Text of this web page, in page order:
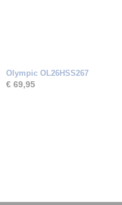
Olympic OL26HSS267
€ 69,95